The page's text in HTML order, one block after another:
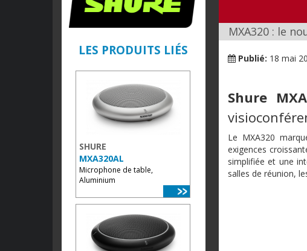
LES PRODUITS LIÉS
SHURE
MXA320AL
Microphone de table,
Aluminium
MXA320 : le
Publié: 18 mai
Shure
Le MXA320
exigences
simplifiée et une
salles de réunion,